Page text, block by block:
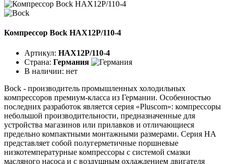
Компрессор Bock HAX12P/110-4
Артикул: HAX12P/110-4
Страна: Германия
В наличии: нет
Bock - производитель промышленных холодильных
компрессоров премиум-класса из Германии. Особенностью
последних разработок является серия «Pluscom»: компрессоры
небольшой производительности, предназначенные для
устройства магазинов или прилавков и отличающиеся
предельно компактными монтажными размерами. Серия HA
представляет собой полугерметичные поршневые
низкотемпературные компрессоры с системой смазки
масляного насоса и с воздушным охлаждением двигателя